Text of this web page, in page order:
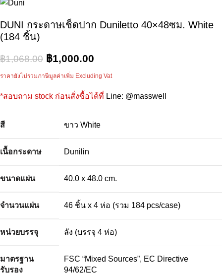
DUNI กระดาษเช็ดปาก Duniletto 40×48ซม. White
(184 ชิ้น)
฿1,068.00 ฿1,000.00
ราคายังไม่รวมภาษีมูลค่าเพิ่ม Excluding Vat
*สอบถาม stock ก่อนสั่งซื้อได้ที่ Line: @masswell
สี ขาว White
เนื้อกระดาษ Dunilin
ขนาดแผ่น 40.0 x 48.0 cm.
จำนวนแผ่น 46 ชิ้น x 4 ห่อ (รวม 184 pcs/case)
หน่วยบรรจุ ลัง (บรรจุ 4 ห่อ)
มาตรฐาน
รับรอง
FSC “Mixed Sources”, EC Directive
94/62/EC